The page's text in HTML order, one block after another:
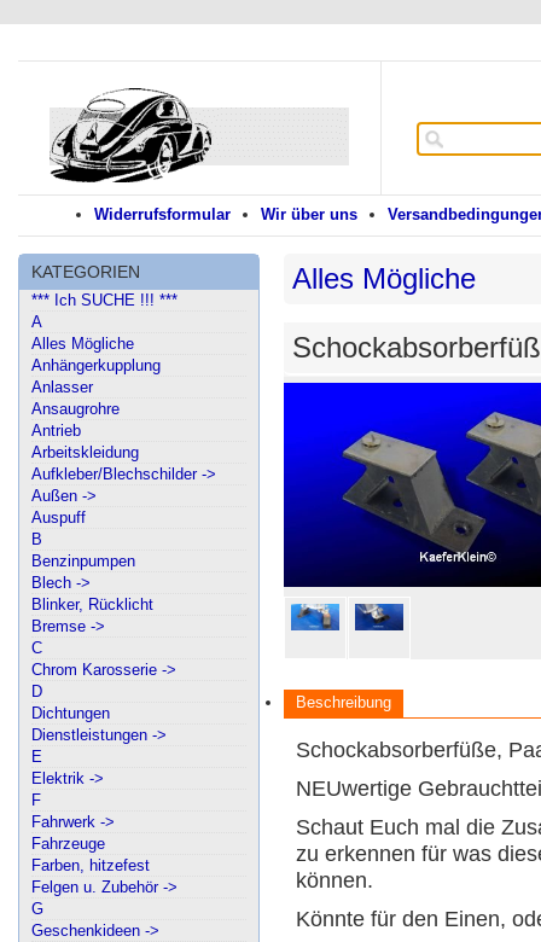
Wir über uns
Widerrufsformular
KATEGORIEN
*** Ich SUCHE !!! ***
A
Alles Mögliche
Anhängerkupplung
Anlasser
Ansaugrohre
Antrieb
Arbeitskleidung
Aufkleber/Blechschilder ->
Außen ->
Auspuff
B
Benzinpumpen
Blech ->
Blinker, Rücklicht
Bremse ->
C
Chrom Karosserie ->
D
Dichtungen
Dienstleistungen ->
E
Elektrik ->
F
Fahrwerk ->
Fahrzeuge
Farben, hitzefest
Felgen u. Zubehör ->
G
Geschenkideen ->
Alles Mögliche
Beschreibung
Schockabsorberfüße,
NEUwertige
Schaut Euch mal die
zu erkennen für was
können.
Könnte für den Einen,